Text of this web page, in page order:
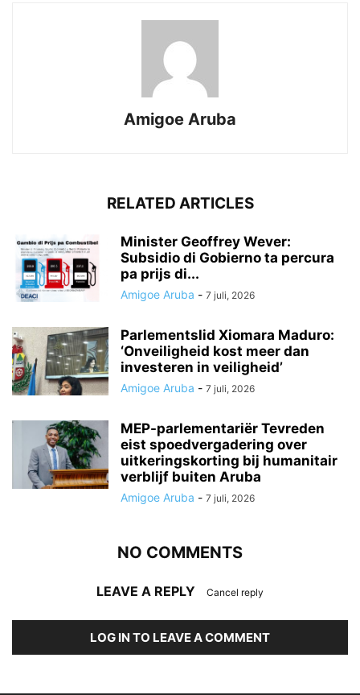
Amigoe Aruba
RELATED ARTICLES
Minister Geoffrey Wever:
Subsidio di Gobierno ta percura
pa prijs di...
Amigoe Aruba - 7 juli, 2026
Parlementslid Xiomara Maduro:
‘Onveiligheid kost meer dan
investeren in veiligheid’
Amigoe Aruba - 7 juli, 2026
MEP-parlementariër Tevreden
eist spoedvergadering over
uitkeringskorting bij humanitair
verblijf buiten Aruba
Amigoe Aruba - 7 juli, 2026
NO COMMENTS
LEAVE A REPLY Cancel reply
LOG IN TO LEAVE A COMMENT